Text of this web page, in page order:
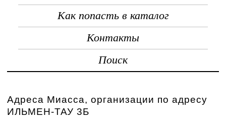
Как попасть в каталог
Контакты
Поиск
Адреса Миасса, организации по адресу
ИЛЬМЕН-ТАУ 3Б